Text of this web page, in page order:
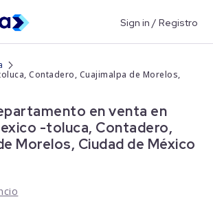
Sign in / Registro
Contadero, Cuajimalpa de Morelos,
en venta en
-toluca, Contadero,
Morelos, Ciudad de México